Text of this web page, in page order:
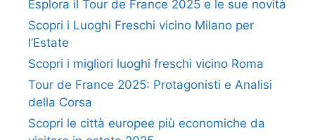
Esplora il Tour de France 2025 e le sue novità
Scopri i Luoghi Freschi vicino Milano per
l’Estate
Scopri i migliori luoghi freschi vicino Roma
Tour de France 2025: Protagonisti e Analisi
della Corsa
Scopri le città europee più economiche da